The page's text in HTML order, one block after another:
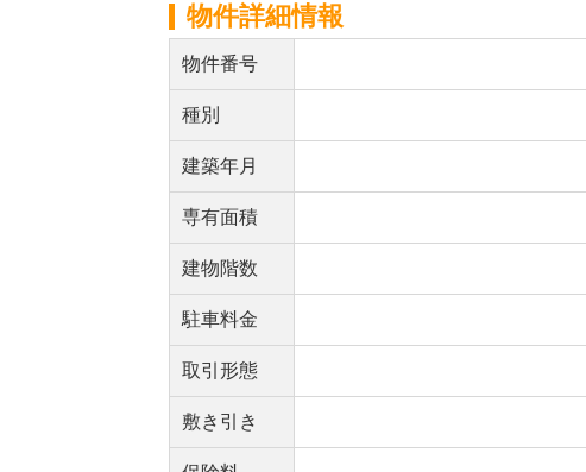
物件詳細情報
物件番号
種別
建築年月
専有面積
建物階数
駐車料金
取引形態
敷き引き